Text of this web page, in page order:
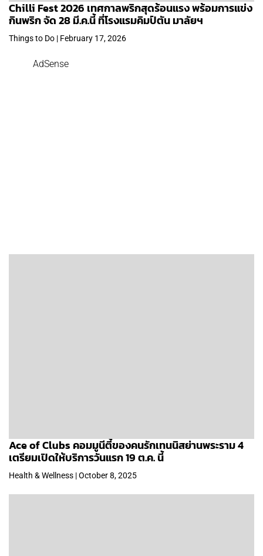
Chilli Fest 2026 เทศกาลพริกสุดร้อนแรง พร้อมการแข่ง
กินพริก จัด 28 มี.ค.นี้ ที่โรงแรมคิมป์ตัน มาลัยฯ
Things to Do | February 17, 2026
AdSense
Ace of Clubs คอมมูนีตี้ของคนรักเทนนิสย่านพระราม 4
เตรียมเปิดให้บริการวันแรก 19 ต.ค. นี้
Health & Wellness | October 8, 2025